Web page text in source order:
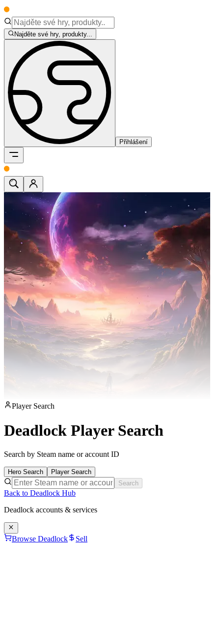
Najděte své hry, produkty...
Přihlášení
Player Search
Deadlock Player Search
Search by Steam name or account ID
Hero Search
Player Search
Search
Back to Deadlock Hub
Deadlock accounts & services
Browse Deadlock Sell